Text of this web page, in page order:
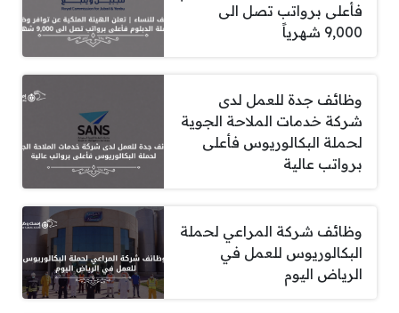
فأعلى برواتب تصل الى
9,000 شهرياً
وظائف جدة للعمل لدى
شركة خدمات الملاحة الجوية
لحملة البكالوريوس فأعلى
برواتب عالية
وظائف شركة المراعي لحملة
البكالوريوس للعمل في
الرياض اليوم